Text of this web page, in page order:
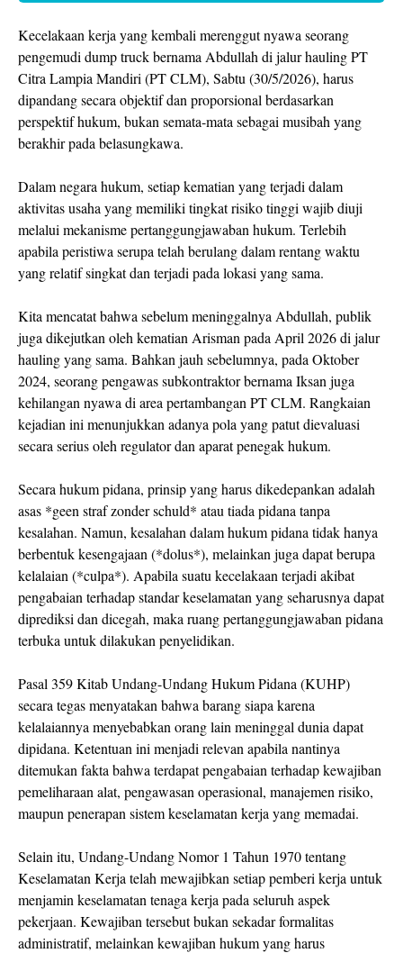
Kecelakaan kerja yang kembali merenggut nyawa seorang
pengemudi dump truck bernama Abdullah di jalur hauling PT
Citra Lampia Mandiri (PT CLM), Sabtu (30/5/2026), harus
dipandang secara objektif dan proporsional berdasarkan
perspektif hukum, bukan semata-mata sebagai musibah yang
berakhir pada belasungkawa.
Dalam negara hukum, setiap kematian yang terjadi dalam
aktivitas usaha yang memiliki tingkat risiko tinggi wajib diuji
melalui mekanisme pertanggungjawaban hukum. Terlebih
apabila peristiwa serupa telah berulang dalam rentang waktu
yang relatif singkat dan terjadi pada lokasi yang sama.
Kita mencatat bahwa sebelum meninggalnya Abdullah, publik
juga dikejutkan oleh kematian Arisman pada April 2026 di jalur
hauling yang sama. Bahkan jauh sebelumnya, pada Oktober
2024, seorang pengawas subkontraktor bernama Iksan juga
kehilangan nyawa di area pertambangan PT CLM. Rangkaian
kejadian ini menunjukkan adanya pola yang patut dievaluasi
secara serius oleh regulator dan aparat penegak hukum.
Secara hukum pidana, prinsip yang harus dikedepankan adalah
asas *geen straf zonder schuld* atau tiada pidana tanpa
kesalahan. Namun, kesalahan dalam hukum pidana tidak hanya
berbentuk kesengajaan (*dolus*), melainkan juga dapat berupa
kelalaian (*culpa*). Apabila suatu kecelakaan terjadi akibat
pengabaian terhadap standar keselamatan yang seharusnya dapat
diprediksi dan dicegah, maka ruang pertanggungjawaban pidana
terbuka untuk dilakukan penyelidikan.
Pasal 359 Kitab Undang-Undang Hukum Pidana (KUHP)
secara tegas menyatakan bahwa barang siapa karena
kelalaiannya menyebabkan orang lain meninggal dunia dapat
dipidana. Ketentuan ini menjadi relevan apabila nantinya
ditemukan fakta bahwa terdapat pengabaian terhadap kewajiban
pemeliharaan alat, pengawasan operasional, manajemen risiko,
maupun penerapan sistem keselamatan kerja yang memadai.
Selain itu, Undang-Undang Nomor 1 Tahun 1970 tentang
Keselamatan Kerja telah mewajibkan setiap pemberi kerja untuk
menjamin keselamatan tenaga kerja pada seluruh aspek
pekerjaan. Kewajiban tersebut bukan sekadar formalitas
administratif, melainkan kewajiban hukum yang harus